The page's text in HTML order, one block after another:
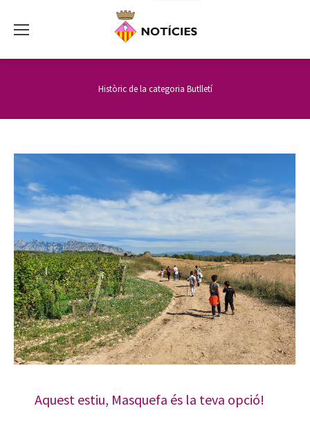
Històric de la categoria Butlletí
Aquest estiu, Masquefa és la teva opció!